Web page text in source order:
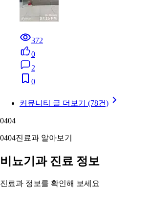
372
0
2
0
커뮤니티 글 더보기 (78건)
0404
0404진료과 알아보기
비뇨기과 진료 정보
진료과 정보를 확인해 보세요